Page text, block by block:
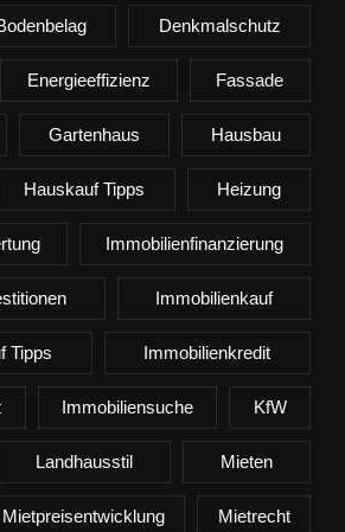
Denkmalschutz
Energieeffizienz Fassade
Gartenhaus Hausbau
Hauskauf Tipps Heizung
Immobilienfinanzierung
Immobilienkauf
Tipps Immobilienkredit
Immobiliensuche KfW
Landhausstil Mieten
Mietpreisentwicklung Mietrecht